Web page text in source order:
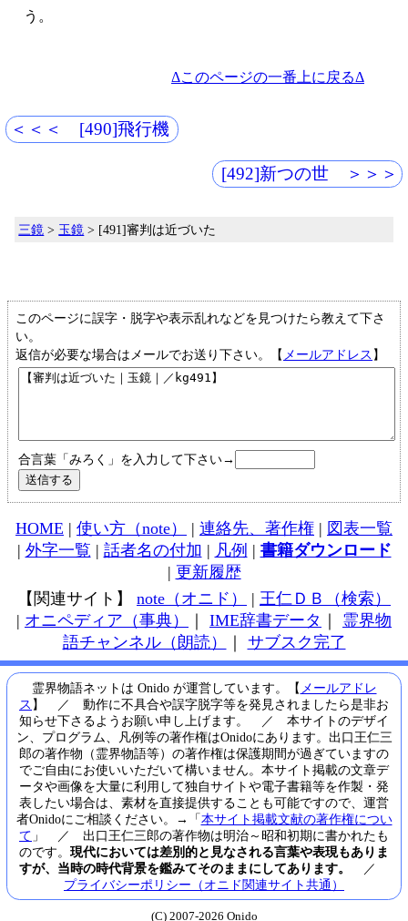
う。
Δこのページの一番上に戻るΔ
＜＜＜ [490]飛行機
[492]新つの世 ＞＞＞
三鏡 > 玉鏡 > [491]審判は近づいた
このページに誤字・脱字や表示乱れなどを見つけたら教えて下さ
い。
返信が必要な場合はメールでお送り下さい。【 メールアドレス 】
合言葉「みろく」を入力して下さい→
HOME | 使い方（note） | 連絡先、著作権 | 図表一覧
| 外字一覧 | 話者名の付加 | 凡例 | 書籍ダウンロード
| 更新履歴
【関連サイト】 note（オニド） | 王仁ＤＢ（検索）
| オニペディア（事典） ｜ IME辞書データ ｜ 霊界物
語チャンネル（朗読）
｜ サブスク完了
霊界物語ネットは Onido が運営しています。【 メールアドレ
ス 】 ／ 動作に不具合や誤字脱字等を発見されましたら是非お
知らせ下さるようお願い申し上げます。 ／ 本サイトのデザイ
ン、プログラム、凡例等の著作権はOnidoにあります。出口王仁三
郎の著作物（霊界物語等）の著作権は保護期間が過ぎていますの
でご自由にお使いいただいて構いません。本サイト掲載の文章デ
ータや画像を大量に利用して独自サイトや電子書籍等を作製・発
表したい場合は、素材を直接提供することも可能ですので、運営
者Onidoにご相談ください。→「本サイト掲載文献の著作権につい
て 」 ／ 出口王仁三郎の著作物は明治～昭和初期に書かれたも
のです。 現代においては差別的と見なされる言葉や表現もありま
すが、当時の時代背景を鑑みてそのままにしてあります。
／
プライバシーポリシー（オニド関連サイト共通）
(C) 2007-2026 Onido